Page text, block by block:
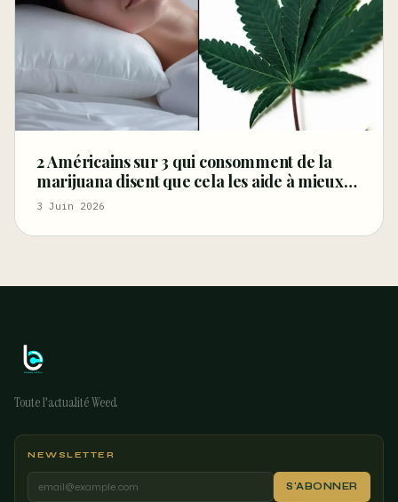
2 Américains sur 3 qui consomment de la
marijuana disent que cela les aide à mieux
dormir, selon une nouvelle enquête –
3 Juin 2026
Toute l'actualité Weed
NEWSLETTER
S'ABONNER